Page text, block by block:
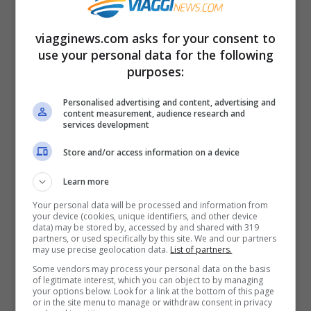
famoso per i suoi colori, la musica, le
celebrazioni di ogni tipo e sicuramente è
una festa molto sentita in Italia quindi …
Visitare le città del Carnevale in
treno: ecco dove andare a
festeggiare
11 Febbraio 2023 diValeria Bellagamba
La proposta di viaggio: visitare le città del
Carnevale in treno: ecco dove andare a
festeggiare. Tutte le informazioni utili da
viagginews.com asks for your consent to
use your personal data for the following
purposes:
Personalised advertising and content, advertising and
content measurement, audience research and
services development
Store and/or access information on a device
Learn more
Your personal data will be processed and information from
your device (cookies, unique identifiers, and other device
data) may be stored by, accessed by and shared with 319
partners, or used specifically by this site. We and our partners
may use precise geolocation data. List of partners.
Some vendors may process your personal data on the basis
of legitimate interest, which you can object to by managing
your options below. Look for a link at the bottom of this page
or in the site menu to manage or withdraw consent in privacy